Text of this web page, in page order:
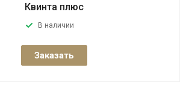
Квинта плюс
В наличии
Заказать